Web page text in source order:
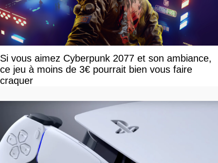
Si vous aimez Cyberpunk 2077 et son ambiance,
ce jeu à moins de 3€ pourrait bien vous faire
craquer